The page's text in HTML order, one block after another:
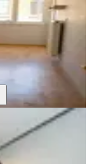
Sok. Ara Kat 1+1
Kiralık